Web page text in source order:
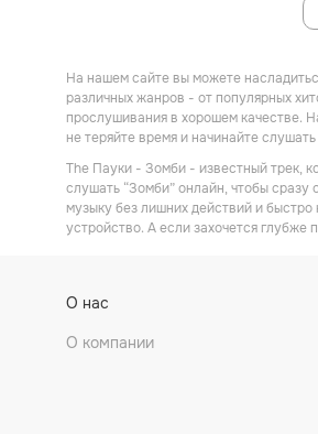
На нашем сайте вы можете
различных жанров - от популярных
прослушивания в хорошем качестве.
не теряйте время и начинайте
The Пауки - Зомби - известный трек,
слушать “Зомби” онлайн, чтобы сразу
музыку без лишних действий и
устройство. А если захочется глубже
О нас
О компании